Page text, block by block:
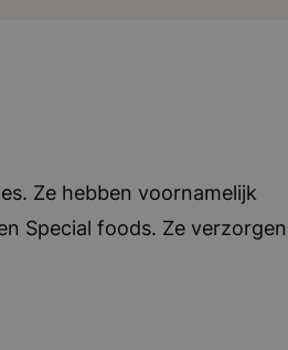
Ze hebben voornamelijk
Special foods. Ze verzorgen
in zowel Nederland als